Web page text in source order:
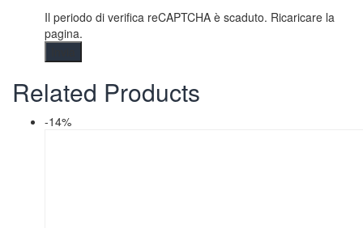
Il periodo di verifica reCAPTCHA è scaduto. Ricaricare la
pagina.
Related Products
-14%